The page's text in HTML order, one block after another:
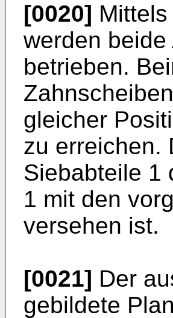
[0020]
werden
betrieben.
gleicher
zu erreichen.
Siebabteile 1
1 mit den
versehen ist.
[0021] Der
gebildete